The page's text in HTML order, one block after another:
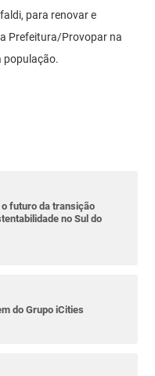
para renovar e
Prefeitura/Provopar na
população.
futuro da transição
no Sul do
do Grupo iCities